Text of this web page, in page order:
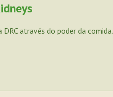
através do poder da comida.